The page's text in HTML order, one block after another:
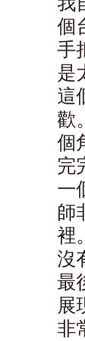
個
手
是
這
歡
個
完
一
師
裡
沒
最
展
非